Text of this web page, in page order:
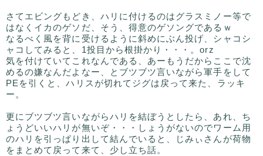
さてエビングもどき、ハリに付けるのはグラスミノー等で
はなくイカのゲソだ、そう、得意のゲソングであるｗ
なるべく風を背に受けるように斜めにぶん投げ、シャコシ
ャコしてみると、1投目から根掛かり・・・。orz
気を付けていてこれなんである、あーもうだからここで沈
めるの嫌なんだよなー、とブツブツ言いながら軍手をして
PEを引くと、ハリスが切れてジグは戻って来た、ラッキ
ー。
更にブツブツ言いながらハリを結ぼうとしたら、あれ、ち
ょうどいいハリが無いぞ・・・しょうがないのでワーム用
のハリを引っぱり出して結んでいると、じみぃさんが荷物
をまとめて戻って来て、少し立ち話。